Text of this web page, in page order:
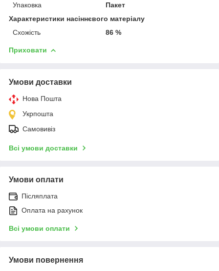
Упаковка
Пакет
Характеристики насіннєвого матеріалу
Схожість
86 %
Приховати
Умови доставки
Нова Пошта
Укрпошта
Самовивіз
Всі умови доставки
Умови оплати
Післяплата
Оплата на рахунок
Всі умови оплати
Умови повернення